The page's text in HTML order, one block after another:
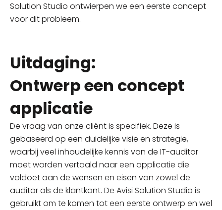
Solution Studio ontwierpen we een eerste concept
voor dit probleem.
Uitdaging:
Ontwerp een concept
applicatie
De vraag van onze cliënt is specifiek. Deze is
gebaseerd op een duidelijke visie en strategie,
waarbij veel inhoudelijke kennis van de IT-auditor
moet worden vertaald naar een applicatie die
voldoet aan de wensen en eisen van zowel de
auditor als de klantkant. De Avisi Solution Studio is
gebruikt om te komen tot een eerste ontwerp en wel